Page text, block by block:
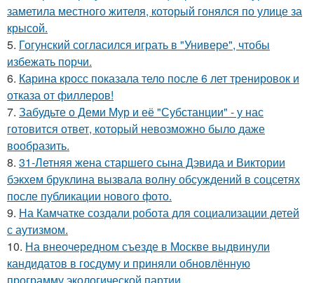
заметила местного жителя, который гонялся по улице за
крысой.
5. Гогунский согласился играть в "Универе", чтобы
избежать порчи.
6. Карина кросс показала тело после 6 лет тренировок и
отказа от филлеров!
7. Забудьте о Деми Мур и её "Субстанции" - у нас
готовится ответ, который невозможно было даже
вообразить.
8. 31-Летняя жена старшего сына Дэвида и Виктории
бэкхем бруклина вызвала волну обсуждений в соцсетях
после публикации нового фото.
9. На Камчатке создали робота для социализации детей
с аутизмом.
10. На внеочередном съезде в Москве выдвинули
кандидатов в госдуму и приняли обновлённую